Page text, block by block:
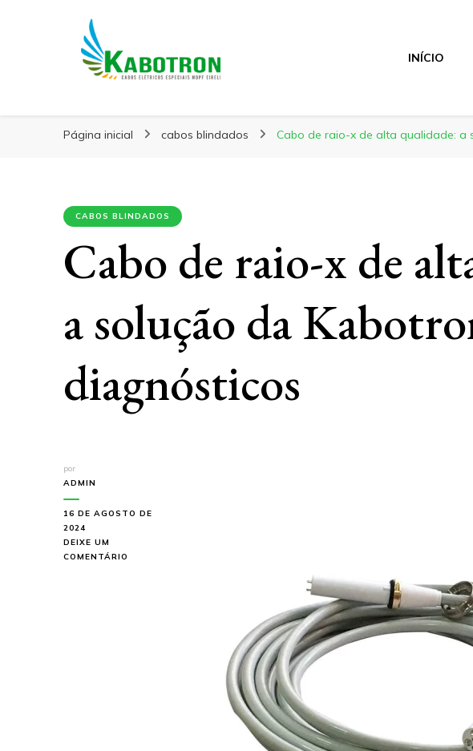
Kabotron
INÍCIO
Página inicial cabos blindados Cabo de raio-x de alta qualidade: a
CABOS BLINDADOS
Cabo de raio-x de
a solução da
diagnósticos
por
ADMIN
16 DE AGOSTO DE
2024
DEIXE UM
COMENTÁRIO